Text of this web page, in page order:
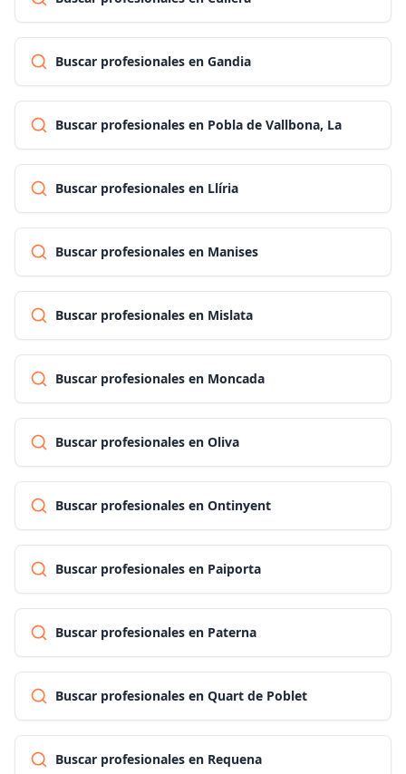
Buscar profesionales en Gandia
Buscar profesionales en Pobla de Vallbona, La
Buscar profesionales en Llíria
Buscar profesionales en Manises
Buscar profesionales en Mislata
Buscar profesionales en Moncada
Buscar profesionales en Oliva
Buscar profesionales en Ontinyent
Buscar profesionales en Paiporta
Buscar profesionales en Paterna
Buscar profesionales en Quart de Poblet
Buscar profesionales en Requena